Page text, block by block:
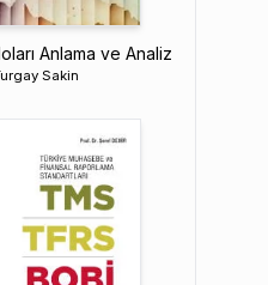
Anlama ve Analiz
Sakin